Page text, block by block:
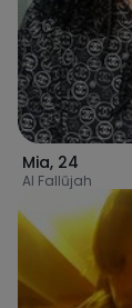
Mia, 24
Al Fallūjah